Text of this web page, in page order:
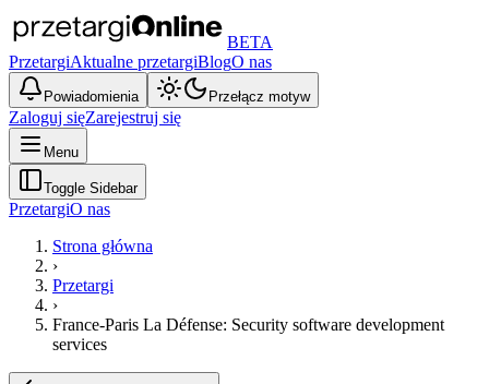
BETA
PrzetargiAktualne przetargiBlogO nas
Powiadomienia Przełącz motyw
Zaloguj sięZarejestruj się
Menu
Toggle Sidebar
PrzetargiO nas
Strona główna
›
Przetargi
›
France-Paris La Défense: Security software development
services